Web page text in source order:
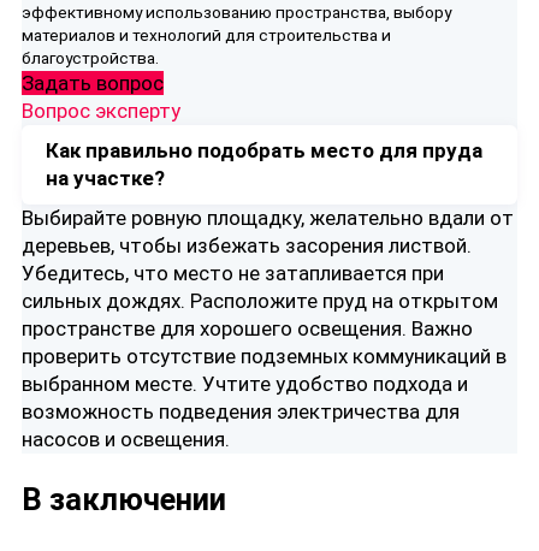
эффективному использованию пространства, выбору
материалов и технологий для строительства и
благоустройства.
Задать вопрос
Вопрос эксперту
Как правильно подобрать место для пруда
на участке?
Выбирайте ровную площадку, желательно вдали от
деревьев, чтобы избежать засорения листвой.
Убедитесь, что место не затапливается при
сильных дождях. Расположите пруд на открытом
пространстве для хорошего освещения. Важно
проверить отсутствие подземных коммуникаций в
выбранном месте. Учтите удобство подхода и
возможность подведения электричества для
насосов и освещения.
В заключении